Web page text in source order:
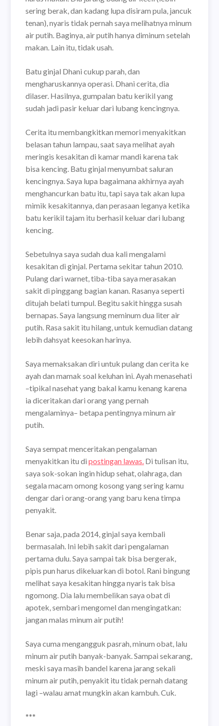
sering berak, dan kadang lupa disiram pula, jancuk
tenan), nyaris tidak pernah saya melihatnya minum
air putih. Baginya, air putih hanya diminum setelah
makan. Lain itu, tidak usah.
Batu ginjal Dhani cukup parah, dan
mengharuskannya operasi. Dhani cerita, dia
dilaser. Hasilnya, gumpalan batu kerikil yang
sudah jadi pasir keluar dari lubang kencingnya.
Cerita itu membangkitkan memori menyakitkan
belasan tahun lampau, saat saya melihat ayah
meringis kesakitan di kamar mandi karena tak
bisa kencing. Batu ginjal menyumbat saluran
kencingnya. Saya lupa bagaimana akhirnya ayah
menghancurkan batu itu, tapi saya tak akan lupa
mimik kesakitannya, dan perasaan leganya ketika
batu kerikil tajam itu berhasil keluar dari lubang
kencing.
Sebetulnya saya sudah dua kali mengalami
kesakitan di ginjal. Pertama sekitar tahun 2010.
Pulang dari warnet, tiba-tiba saya merasakan
sakit di pinggang bagian kanan. Rasanya seperti
ditujah belati tumpul. Begitu sakit hingga susah
bernapas. Saya langsung meminum dua liter air
putih. Rasa sakit itu hilang, untuk kemudian datang
lebih dahsyat keesokan harinya.
Saya memaksakan diri untuk pulang dan cerita ke
ayah dan mamak soal keluhan ini. Ayah menasehati
–tipikal nasehat yang bakal kamu kenang karena
ia diceritakan dari orang yang pernah
mengalaminya– betapa pentingnya minum air
putih.
Saya sempat menceritakan pengalaman
menyakitkan itu dipostingan lawas. Di tulisan itu,
saya sok-sokan ingin hidup sehat, olahraga, dan
segala macam omong kosong yang sering kamu
dengar dari orang-orang yang baru kena timpa
penyakit.
Benar saja, pada 2014, ginjal saya kembali
bermasalah. Ini lebih sakit dari pengalaman
pertama dulu. Saya sampai tak bisa bergerak,
pipis pun harus dikeluarkan di botol. Rani bingung
melihat saya kesakitan hingga nyaris tak bisa
ngomong. Dia lalu membelikan saya obat di
apotek, sembari mengomel dan mengingatkan:
jangan malas minum air putih!
Saya cuma mengangguk pasrah, minum obat, lalu
minum air putih banyak-banyak. Sampai sekarang,
meski saya masih bandel karena jarang sekali
minum air putih, penyakit itu tidak pernah datang
lagi –walau amat mungkin akan kambuh. Cuk.
***